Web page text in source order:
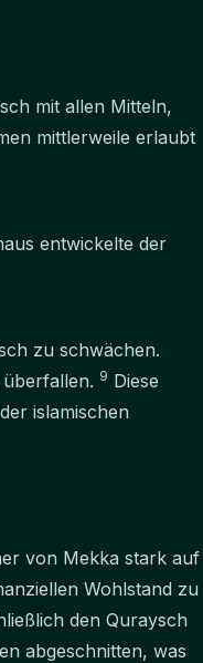
mit allen Mitteln,
mittlerweile erlaubt
entwickelte der
zu schwächen.
9 Diese
islamischen
von Mekka stark auf
Wohlstand zu
den Quraysch
abgeschnitten, was